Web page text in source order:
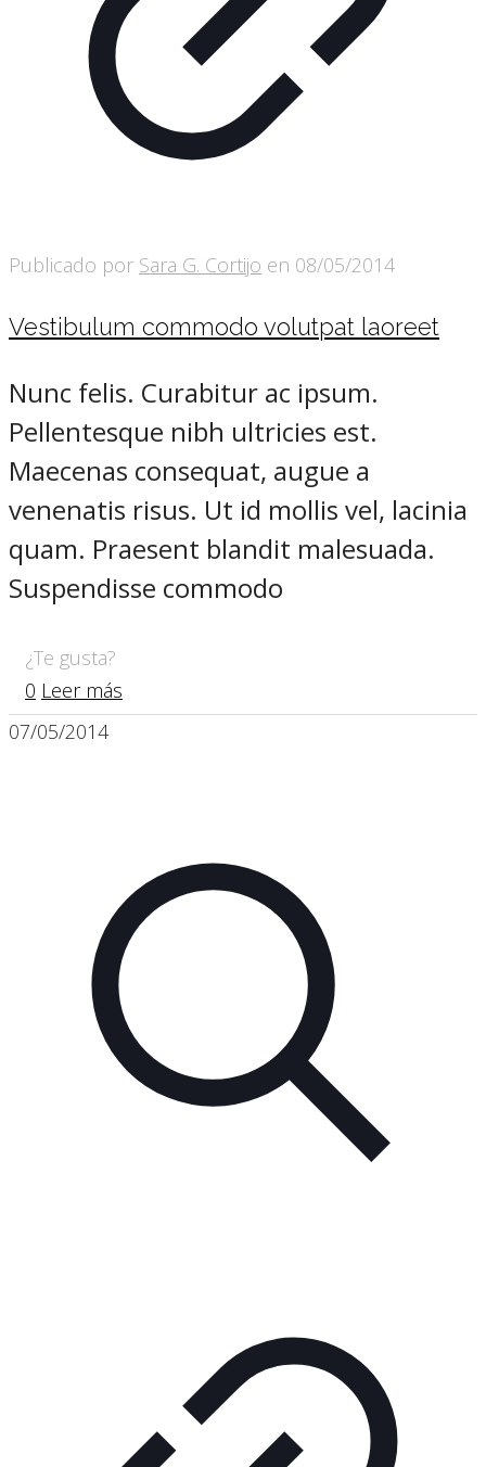
Publicado por Sara G. Cortijo en 08/05/2014
Vestibulum commodo volutpat laoreet
Nunc felis. Curabitur ac ipsum.
Pellentesque nibh ultricies est.
Maecenas consequat, augue a
venenatis risus. Ut id mollis vel, lacinia
quam. Praesent blandit malesuada.
Suspendisse commodo
¿Te gusta?
0 Leer más
07/05/2014